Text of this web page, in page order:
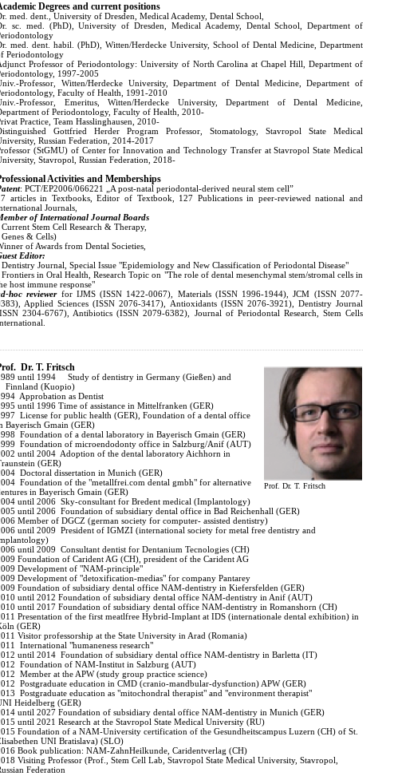
Degrees and current positions
med. dent., University of Dresden, Medical Academy, Dental School,
sc. med. (PhD), University of Dresden, Medical Academy, Dental School, Department of
med. dent. habil. (PhD), Witten/Herdecke University, School of Dental Medicine, Department
Periodontology
Professor of Periodontology: University of North Carolina at Chapel Hill, Department of
1997-2005
Professor, Witten/Herdecke University, Department of Dental Medicine, Department of
Faculty of Health, 1991-2010
Professor, Emeritus, Witten/Herdecke University, Department of Dental Medicine,
of Periodontology, Faculty of Health, 2010-
Practice, Team Hasslinghausen, 2010-
Gottfried Herder Program Professor, Stomatology, Stavropol State Medical
Russian Federation, 2014-2017
(StGMU) of Center for Innovation and Technology Transfer at Stavropol State Medical
Stavropol, Russian Federation, 2018-
Activities and Memberships
: PCT/EP2006/066221 „A post-natal periodontal-derived neural stem cell”
articles in Textbooks, Editor of Textbook, 127 Publications in peer-reviewed national and
Journals,
of International Journal Boards
Stem Cell Research & Therapy,
& Cells)
of Awards from Dental Societies,
Editor:
Journal, Special Issue "Epidemiology and New Classification of Periodontal Disease"
in Oral Health, Research Topic on "The role of dental mesenchymal stem/stromal cells in
host immune response"
hoc reviewerfor IJMS (ISSN 1422-0067), Materials (ISSN 1996-1944), JCM (ISSN 2077-
Applied Sciences (ISSN 2076-3417), Antioxidants (ISSN 2076-3921), Dentistry Journal
2304-6767), Antibiotics (ISSN 2079-6382), Journal of Periodontal Research, Stem Cells
Prof. Dr. T. Fritsch
Dr. T. Fritsch
until 1994 Study of dentistry in Germany (Gießen) and
Finnland (Kuopio)
Approbation as Dentist
until 1996 Time of assistance in Mittelfranken (GER)
License for public health (GER), Foundation of a dental office
Bayerisch Gmain (GER)
Foundation of a dental laboratory in Bayerisch Gmain (GER)
Foundation of microendodonty office in Salzburg/Anif (AUT)
until 2004 Adoption of the dental laboratory Aichhorn in
(GER)
Doctoral dissertation in Munich (GER)
Foundation of the "metallfrei.com dental gmbh" for alternative
in Bayerisch Gmain (GER)
until 2006 Sky-consultant for Bredent medical (Implantology)
until 2006 Foundation of subsidiary dental office in Bad Reichenhall (GER)
Member of DGCZ (german society for computer- assisted dentistry)
until 2009 President of IGMZI (international society for metal free dentistry and
until 2009 Consultant dentist for Dentanium Tecnologies (CH)
Foundation of Carident AG (CH), president of the Carident AG
Development of "NAM-principle"
Development of "detoxification-medias" for company Pantarey
Foundation of subsidiary dental office NAM-dentistry in Kiefersfelden (GER)
until 2012 Foundation of subsidiary dental office NAM-dentistry in Anif (AUT)
until 2017 Foundation of subsidiary dental office NAM-dentistry in Romanshorn (CH)
Presentation of the first meatlfree Hybrid-Implant at IDS (internationale dental exhibition) in
(GER)
Visitor professorship at the State University in Arad (Romania)
International "humaneness research"
until 2014 Foundation of subsidiary dental office NAM-dentistry in Barletta (IT)
Foundation of NAM-Institut in Salzburg (AUT)
Member at the APW (study group practice science)
Postgraduate education in CMD (cranio-mandbular-dysfunction) APW (GER)
Postgraduate education as "mitochondral therapist" and "environment therapist"
Heidelberg (GER)
until 2027 Foundation of subsidiary dental office NAM-dentistry in Munich (GER)
until 2021 Research at the Stavropol State Medical University (RU)
Foundation of a NAM-University certification of the Gesundheitscampus Luzern (CH) of St.
UNI Bratislava) (SLO)
Book publication: NAM-ZahnHeilkunde, Caridentverlag (CH)
Visiting Professor (Prof., Stem Cell Lab, Stavropol State Medical University, Stavropol,
Federation